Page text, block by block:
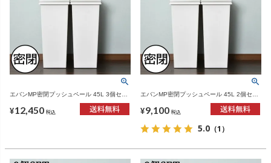
エバンMP密閉プッシュペール 45L 3個セッ
¥12,450 税込
エバンMP密閉プッシュペール 45L 2個セッ
¥9,100 税込
5.0 （1）